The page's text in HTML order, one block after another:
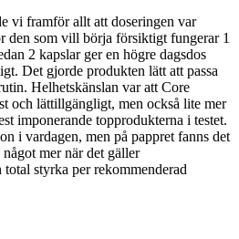
vi framför allt att doseringen var
den som vill börja försiktigt fungerar 1
2 kapslar ger en högre dagsdos
Det gjorde produkten lätt att passa
Helhetskänslan var att Core
och lättillgängligt, men också lite mer
imponerande topprodukterna i testet.
i vardagen, men på pappret fanns det
mer när det gäller
styrka per rekommenderad